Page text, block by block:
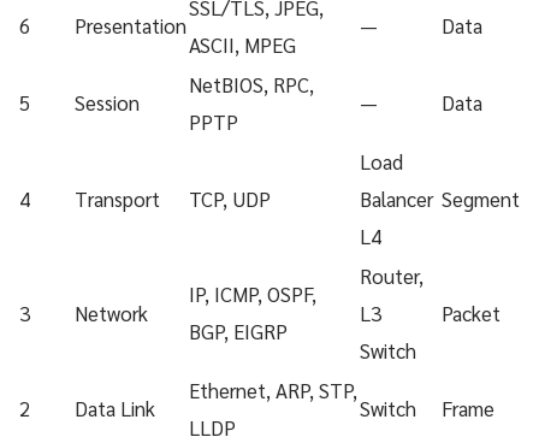
6 Presentation
SSL/TLS, JPEG,
ASCII, MPEG
— Data
5 Session
NetBIOS, RPC,
PPTP
— Data
4 Transport TCP, UDP
Load
Balancer
L4
Segment
3 Network
IP, ICMP, OSPF,
BGP, EIGRP
Router,
L3
Switch
Packet
2 Data Link
Ethernet, ARP, STP,
LLDP
Switch Frame